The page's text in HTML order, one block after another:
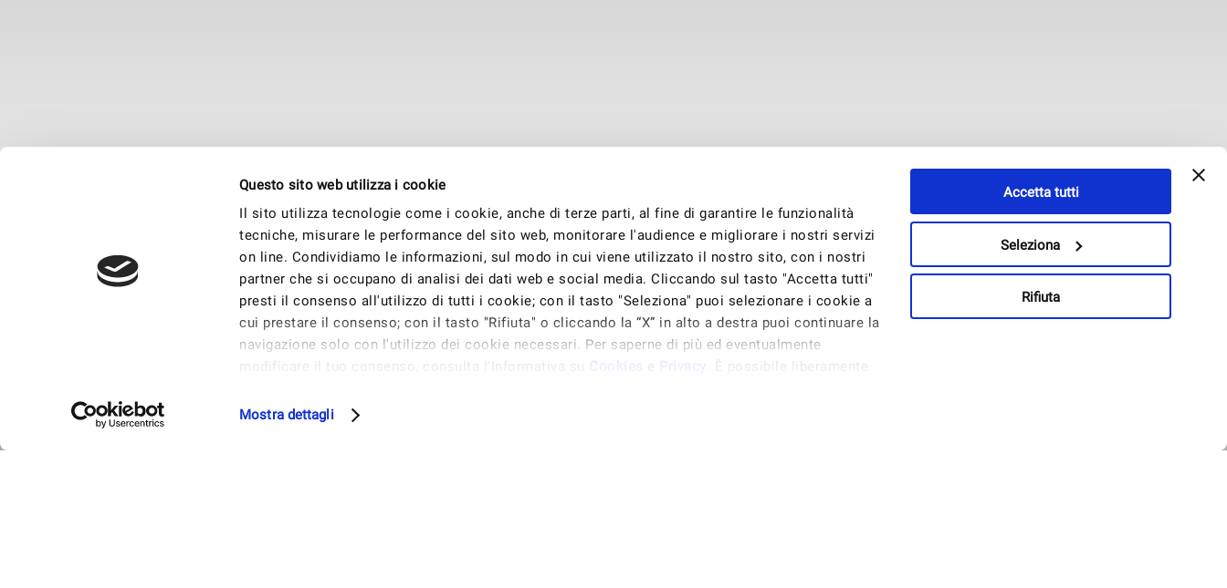
Questo sito web utilizza i cookie
Il sito utilizza tecnologie come i cookie, anche di terze parti, al fine di garantire le funzionalità
tecniche, misurare le performance del sito web, monitorare l'audience e migliorare i nostri servizi
on line. Condividiamo le informazioni, sul modo in cui viene utilizzato il nostro sito, con i nostri
partner che si occupano di analisi dei dati web e social media. Cliccando sul tasto "Accetta tutti"
presti il consenso all'utilizzo di tutti i cookie; con il tasto "Seleziona" puoi selezionare i cookie a
cui prestare il consenso; con il tasto "Rifiuta" o cliccando la “X” in alto a destra puoi continuare la
navigazione solo con l'utilizzo dei cookie necessari. Per saperne di più ed eventualmente
modificare il tuo consenso, consulta l'Informativa su
Cookies e Privacy
. È possibile liberamente
Mostra Dettagli.
Mostra dettagli
Accetta tutti
Seleziona
Rifiuta